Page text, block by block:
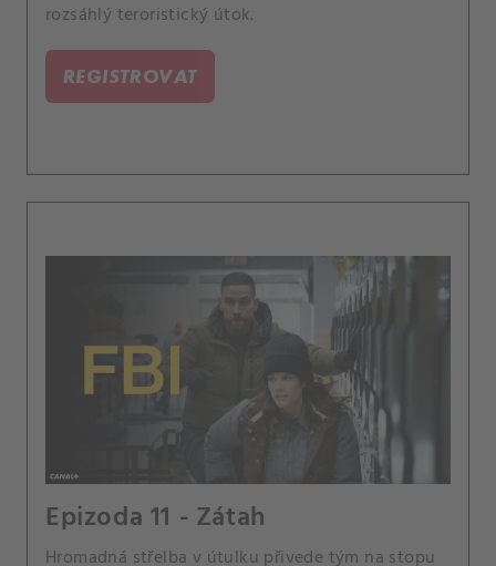
rozsáhlý teroristický útok.
REGISTROVAT
Epizoda 11 - Zátah
Hromadná střelba v útulku přivede tým na stopu